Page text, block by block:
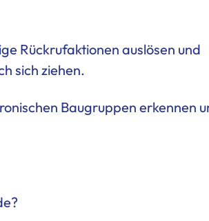
Rückrufaktionen auslösen und
sich ziehen.
Baugruppen erkennen